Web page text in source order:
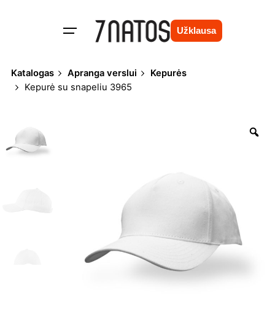
Užklausa
Katalogas Apranga verslui
Kepurės
Kepurė su snapeliu 3965